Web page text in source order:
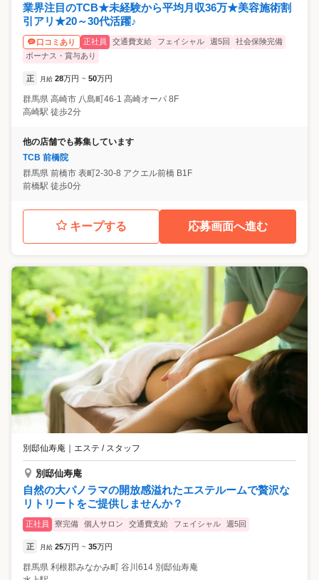
業界注目のTCB★未経験から平均月収36万★美容施術割
引アリ★20～30代活躍♪
口コミあり 正社員 交通費支給 フェイシャル 週5回
社会保険完備
ボーナス・賞与あり
正 月給 28万円 ~ 50万円
群馬県 高崎市 八島町46-1 高崎オーパ 8F
高崎駅 徒歩2分
他の店舗でも募集しています
TCB 前橋院
群馬県 前橋市 表町2-30-8 アクエル前橋 B1F
前橋駅 徒歩0分
キープする 応募画面へ進む
別邸仙寿庵 エステ / スタッフ
別邸仙寿庵
自然の大パノラマの開放感溢れたエステルームで贅沢な
リトリートをご提供しませんか？
正社員 寮完備 個人サロン 交通費支給 フェイシャル 週5回
正 月給 25万円 ~ 35万円
群馬県 利根郡みなかみ町 谷川614 別邸仙寿庵